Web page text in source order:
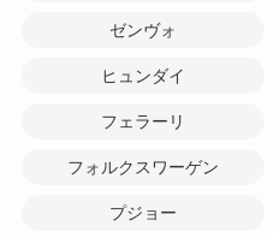
ゼンヴォ
ヒュンダイ
フェラーリ
フォルクスワーゲン
プジョー